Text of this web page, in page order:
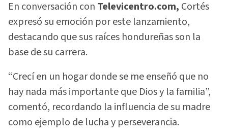
En conversación con Televicentro.com, Cortés
expresó su emoción por este lanzamiento,
destacando que sus raíces hondureñas son la
base de su carrera.
“Crecí en un hogar donde se me enseñó que no
hay nada más importante que Dios y la familia”,
comentó, recordando la influencia de su madre
como ejemplo de lucha y perseverancia.